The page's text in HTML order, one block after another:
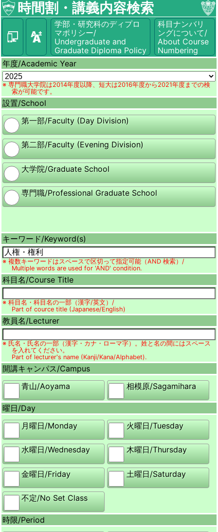
時間割・講義内容検索
学部・研究科のディプロ
マポリシー/
Undergraduate and
Graduate Diploma Policy
科目ナンバリ
ングについて/
About Course
Numbering
年度/Academic Year
※ 専門職大学院は2014年度以降、短大は2016年度から2021年度までの検
索が可能です。
設置/School
第一部/Faculty (Day Division)
第二部/Faculty (Evening Division)
大学院/Graduate School
専門職/Professional Graduate School
キーワード/Keyword(s)
※ 複数キーワードはスペースで区切って指定可能（AND 検索）/
Multiple words are used for 'AND' condition.
科目名/Course Title
※ 科目名・科目名の一部（漢字/英文）/
Part of cource title (Japanese/English)
教員名/Lecturer
※ 氏名・氏名の一部（漢字・カナ・ローマ字）。姓と名の間にはスペース
を入れてください。
Part of lecturer's name (Kanji/Kana/Alphabet).
開講キャンパス/Campus
青山/Aoyama 相模原/Sagamihara
曜日/Day
月曜日/Monday 火曜日/Tuesday
水曜日/Wednesday 木曜日/Thursday
金曜日/Friday 土曜日/Saturday
不定/No Set Class
時限/Period